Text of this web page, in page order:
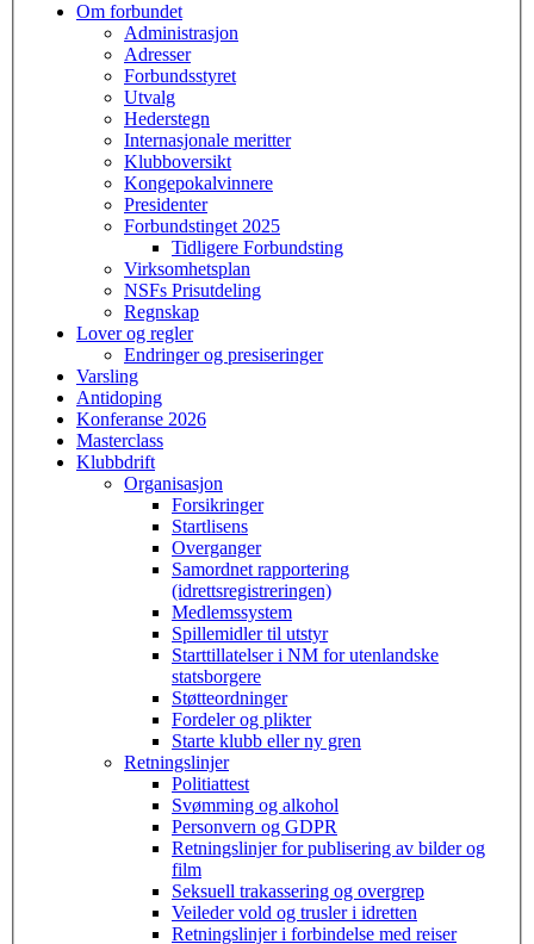
Om forbundet
Administrasjon
Adresser
Forbundsstyret
Utvalg
Hederstegn
Internasjonale meritter
Klubboversikt
Kongepokalvinnere
Presidenter
Forbundstinget 2025
Tidligere Forbundsting
Virksomhetsplan
NSFs Prisutdeling
Regnskap
Lover og regler
Endringer og presiseringer
Varsling
Antidoping
Konferanse 2026
Masterclass
Klubbdrift
Organisasjon
Forsikringer
Startlisens
Overganger
Samordnet rapportering
(idrettsregistreringen)
Medlemssystem
Spillemidler til utstyr
Starttillatelser i NM for utenlandske
statsborgere
Støtteordninger
Fordeler og plikter
Starte klubb eller ny gren
Retningslinjer
Politiattest
Svømming og alkohol
Personvern og GDPR
Retningslinjer for publisering av bilder og
film
Seksuell trakassering og overgrep
Veileder vold og trusler i idretten
Retningslinjer i forbindelse med reiser